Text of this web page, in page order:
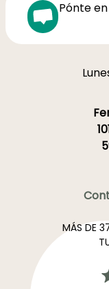
Pónte
MÁS DE